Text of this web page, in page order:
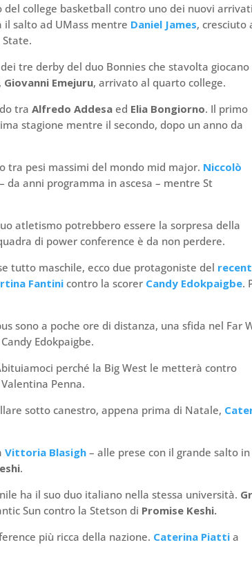
del college basketball contro uno dei nuovi
il salto ad UMass mentre Daniel James, cresciuto
tre derby del duo Bonnies che stavolta giocano
Giovanni Emejuru, arrivato al quarto college.
traAlfredo Addesa ed Elia Bongiorno. Il primo
stagione mentre il secondo, dopo un anno da
tra pesi massimi del mondo mid major. Niccolò
da anni programma in ascesa – mentre St
atletismo potrebbero essere la sorpresa della
di power conference è da non perdere.
tutto maschile, ecco due protagoniste del
Fantini contro la scorer Candy Edokpaigbe.
sono a poche ore di distanza, una sfida nel Far
Edokpaigbe.
perché la Big West le metterà contro
Penna.
sotto canestro, appena prima di Natale,
Vittoria Blasigh – alle prese con il grande salto in
.
ha il suo duo italiano nella stessa università.
Sun contro la Stetson di Promise Keshi.
più ricca della nazione. Caterina Piatti a